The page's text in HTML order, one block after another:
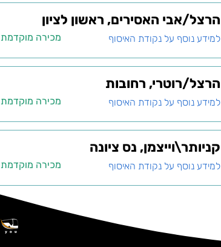
הרצל/אבי האסירים, ראשון לציון
מכירה מוקדמת למידע נוסף על נקודת האיסוף
הרצל/רוטרי, רחובות
מכירה מוקדמת למידע נוסף על נקודת האיסוף
קניותר\וייצמן, נס ציונה
מכירה מוקדמת למידע נוסף על נקודת האיסוף